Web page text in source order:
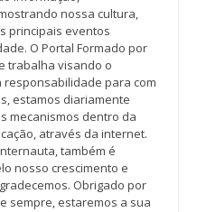
nossa cultura,
principais eventos
O Portal Formado por
trabalha visando o
responsabilidade para com
estamos diariamente
mecanismos dentro da
através da internet.
também é
nosso crescimento e
Obrigado por
sempre, estaremos a sua